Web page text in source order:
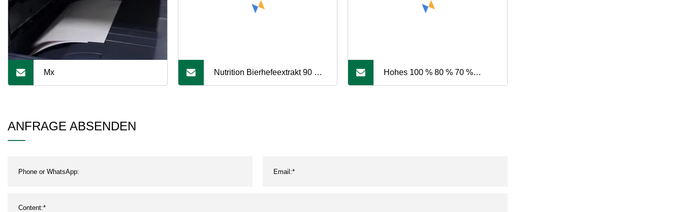
Mx Nutrition Bierhefeextrakt 90 % Hohes 100 % 80 % 70 %
ANFRAGE ABSENDEN